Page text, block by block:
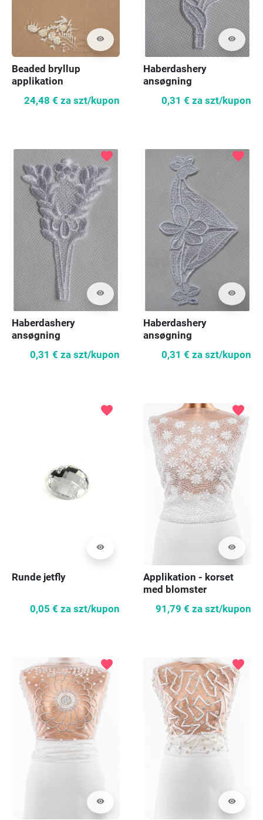
visibility
Beaded bryllup
applikation
24,48 € za szt/kupon
visibility
Haberdashery
ansøgning
0,31 € za szt/kupon
visibility
favorite
Haberdashery
ansøgning
0,31 € za szt/kupon
visibility
favorite
Haberdashery
ansøgning
0,31 € za szt/kupon
visibility
favorite
Runde jetfly
0,05 € za szt/kupon
visibility
favorite
Applikation - korset
med blomster
91,79 € za szt/kupon
visibility
favorite
visibility
favorite